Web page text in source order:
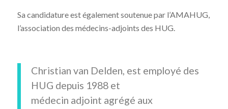
Sa candidature est également soutenue par l’AMAHUG,
l’association des médecins-adjoints des HUG.
Christian van Delden, est employé des
HUG depuis 1988 et
médecin adjoint agrégé aux